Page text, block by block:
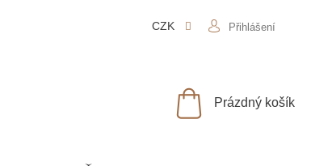
CZK Přihlášení
NÁKUPNÍ
Prázdný košík